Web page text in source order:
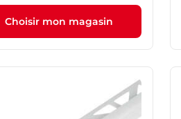
Choisir mon magasin